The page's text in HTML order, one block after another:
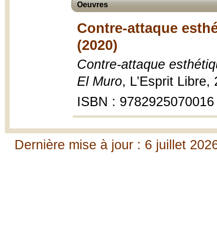
Oeuvres
Contre-attaque
(2020)
Contre-attaque
El Muro, L’Esprit
ISBN : 9782925070016
Dernière mise à jour : 6 juillet